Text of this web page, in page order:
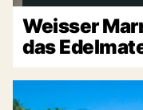
Weisser
das